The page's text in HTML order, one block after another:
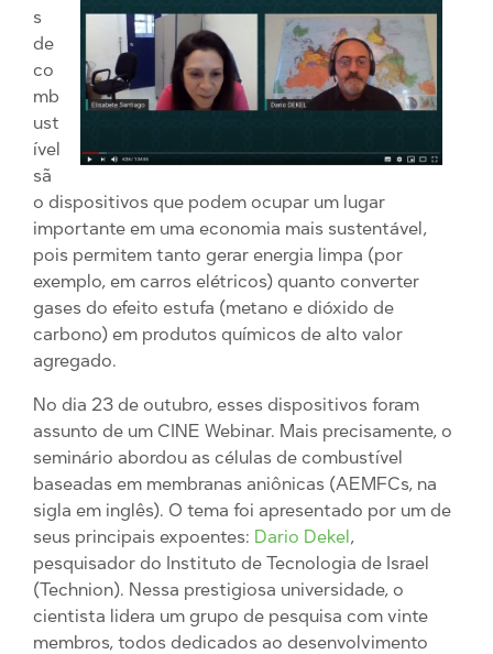
s
de
co
mb
ust
ível
sã
o dispositivos que podem ocupar um lugar
importante em uma economia mais sustentável,
pois permitem tanto gerar energia limpa (por
exemplo, em carros elétricos) quanto converter
gases do efeito estufa (metano e dióxido de
carbono) em produtos químicos de alto valor
agregado.
No dia 23 de outubro, esses dispositivos foram
assunto de um CINE Webinar. Mais precisamente, o
seminário abordou as células de combustível
baseadas em membranas aniônicas (AEMFCs, na
sigla em inglês). O tema foi apresentado por um de
seus principais expoentes: Dario Dekel,
pesquisador do Instituto de Tecnologia de Israel
(Technion). Nessa prestigiosa universidade, o
cientista lidera um grupo de pesquisa com vinte
membros, todos dedicados ao desenvolvimento